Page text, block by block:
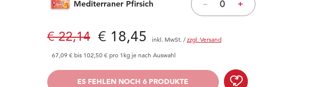
Mediterraner Pfirsich – +
Alter Preis: € 22,14
€ 22,14 Preis: € 18,45
€ 18,45 inkl. MwSt./zzgl. Versand
67,09 € bis 102,50 € pro 1kg je nach Auswahl
ES FEHLEN NOCH 6 PRODUKTE
Ländertee